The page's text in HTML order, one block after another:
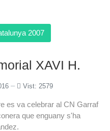
2007
XAVI H.
Vist: 2579
es va celebrar al CN Garraf
que enguany s'ha